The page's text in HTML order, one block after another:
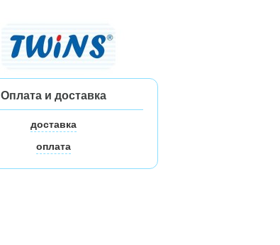
Оплата и доставка
доставка
оплата